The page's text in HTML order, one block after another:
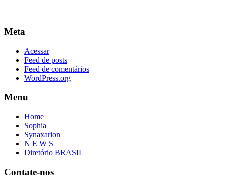
Meta
Acessar
Feed de posts
Feed de comentários
WordPress.org
Menu
Home
Sophia
Synaxarion
N E W S
Diretório BRASIL
Contate-nos